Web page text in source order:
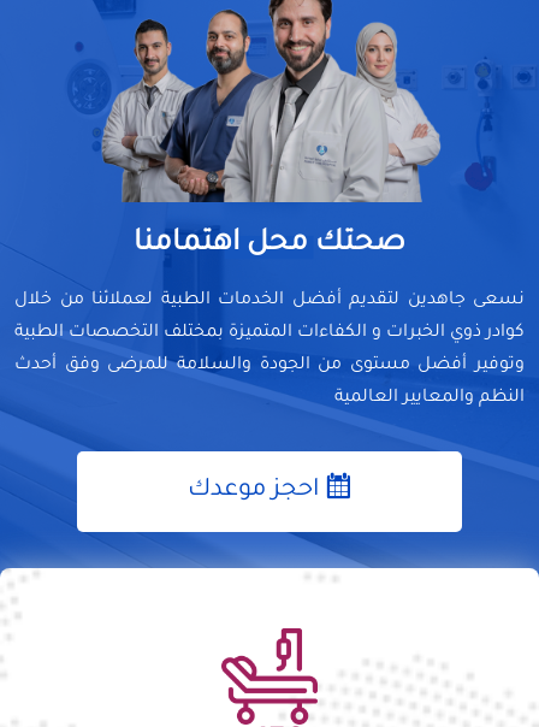
صحتك محل اهتمامنا
نسعى جاهدين لتقديم أفضل الخدمات الطبية لعملائنا من خلال
كوادر ذوي الخبرات و الكفاءات المتميزة بمختلف التخصصات الطبية
وتوفير أفضل مستوى من الجودة والسلامة للمرضى وفق أحدث
النظم والمعايير العالمية